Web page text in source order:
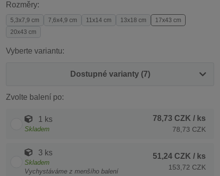
Rozměry:
5,3x7,9 cm 7,6x4,9 cm 11x14 cm 13x18 cm
17x43 cm
20x43 cm
Vyberte variantu:
Dostupné varianty (7)
Zvolte balení po:
1 ks
Skladem
78,73 CZK / ks
78,73 CZK
3 ks
Skladem
Vychystáváme z menšího balení
51,24 CZK / ks
153,72 CZK